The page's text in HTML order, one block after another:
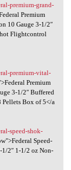
premium-grand-
Premium
10 Gauge 3-1/2″
Flightcontrol
premium-vital-
Premium
3-1/2″ Buffered
Pellets Box of 5</a
speed-shok-
Speed-
2″ 1-1/2 oz Non-